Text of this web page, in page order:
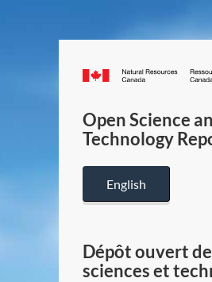
Canada.ca
Open Science
Technology
English
Dépôt ouvert
sciences et